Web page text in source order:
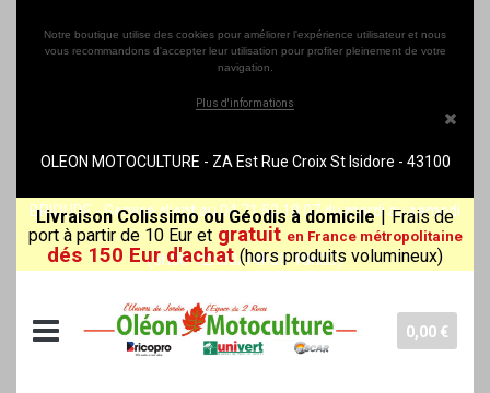
Notre boutique utilise des cookies pour améliorer l'expérience utilisateur et nous
vous recommandons d'accepter leur utilisation pour profiter pleinement de votre
navigation.
Plus d'informations
OLEON MOTOCULTURE - ZA Est Rue Croix St Isidore - 43100
BRIOUDE - Service client au 04 71 50 10 07 du mardi au samedi
(8h30-12h00/14h00-18h30)
Livraison Colissimo ou Géodis à domicile | Frais de
port à partir de 10 Eur et gratuit en France métropolitaine
dés 150 Eur d'achat (hors produits volumineux)
0,00 €